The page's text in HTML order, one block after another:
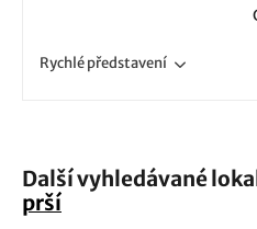
Rychlépředstavení
Další vyhledávané
prší